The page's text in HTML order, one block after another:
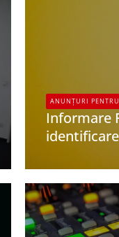
ANUNȚURI
Informare